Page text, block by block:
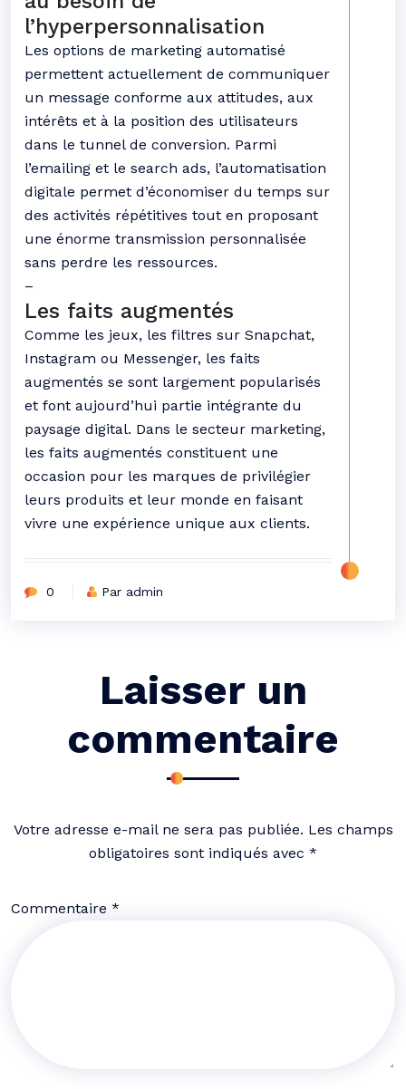
l’hyperpersonnalisation
Les options de marketing automatisé
permettent actuellement de communiquer
un message conforme aux attitudes, aux
intérêts et à la position des utilisateurs
dans le tunnel de conversion. Parmi
l’emailing et le search ads, l’automatisation
digitale permet d’économiser du temps sur
des activités répétitives tout en proposant
une énorme transmission personnalisée
sans perdre les ressources.
–
Les faits augmentés
Comme les jeux, les filtres sur Snapchat,
Instagram ou Messenger, les faits
augmentés se sont largement popularisés
et font aujourd’hui partie intégrante du
paysage digital. Dans le secteur marketing,
les faits augmentés constituent une
occasion pour les marques de privilégier
leurs produits et leur monde en faisant
vivre une expérience unique aux clients.
0 Par admin
Laisser un
commentaire
Votre adresse e-mail ne sera pas publiée. Les champs
obligatoires sont indiqués avec *
Commentaire *